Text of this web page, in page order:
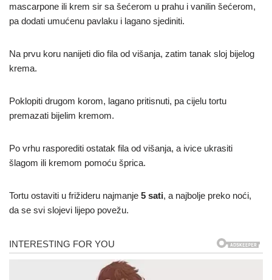
mascarpone ili krem sir sa šećerom u prahu i vanilin šećerom,
pa dodati umućenu pavlaku i lagano sjediniti.
Na prvu koru nanijeti dio fila od višanja, zatim tanak sloj bijelog
krema.
Poklopiti drugom korom, lagano pritisnuti, pa cijelu tortu
premazati bijelim kremom.
Po vrhu rasporediti ostatak fila od višanja, a ivice ukrasiti
šlagom ili kremom pomoću šprica.
Tortu ostaviti u frižideru najmanje 5 sati, a najbolje preko noći,
da se svi slojevi lijepo povežu.